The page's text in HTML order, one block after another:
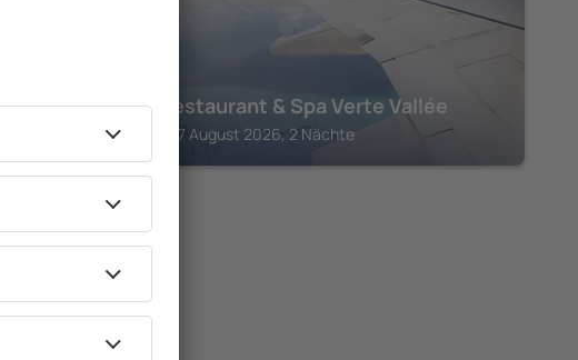
Hotel Restaurant & Spa Verte Vallée
Munster, 07 August 2026, 2 Nächte
Hotels